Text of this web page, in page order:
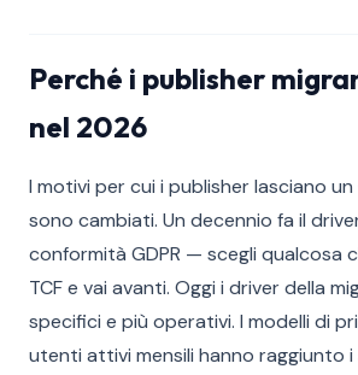
Perché i publisher
nel 2026
I motivi per cui i publisher lasciano
sono cambiati. Un decennio fa il
conformità GDPR — scegli qualcosa
TCF e vai avanti. Oggi i driver della
specifici e più operativi. I modelli di
utenti attivi mensili hanno raggiunto